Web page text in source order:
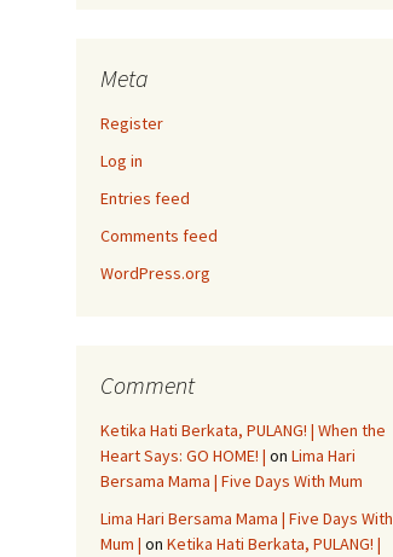
Meta
Register
Log in
Entries feed
Comments feed
WordPress.org
Comment
Ketika Hati Berkata, PULANG! | When the
Heart Says: GO HOME! | on Lima Hari
Bersama Mama | Five Days With Mum
Lima Hari Bersama Mama | Five Days With
Mum | on Ketika Hati Berkata, PULANG! |